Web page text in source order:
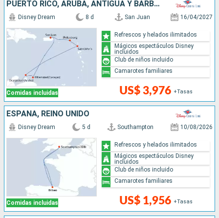
PUERTO RICO, ARUBA, ANTIGUA Y BARBUDA, SAN MARTÍN
Comidas incluidas
Disney Dream 8 d San Juan 16/04/2027
US$ 3,976 +Tasas
Refrescos y helados ilimitados
Mágicos espectáculos Disney
incluidos
Club de niños incluido
Camarotes familiares
ESPAÑA, REINO UNIDO
Comidas incluidas
Disney Dream 5 d Southampton 10/08/2026
US$ 1,956 +Tasas
Refrescos y helados ilimitados
Mágicos espectáculos Disney
incluidos
Club de niños incluido
Camarotes familiares